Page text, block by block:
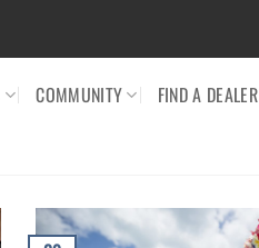
COMMUNITY
FIND A DEALER